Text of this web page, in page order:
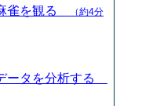
雀を観る
（約4分
ータを分析する